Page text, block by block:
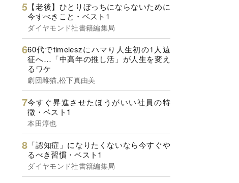
【老後】ひとりぼっちにならないために
今すべきこと・ベスト1
ダイヤモンド社書籍編集局
60代でtimeleszにハマり人生初の1人遠
征へ…「中高年の推し活」が人生を変え
るワケ
劇団雌猫,松下真由美
今すぐ昇進させたほうがいい社員の特
徴・ベスト1
本田淳也
「認知症」になりたくないなら今すぐや
るべき習慣・ベスト1
ダイヤモンド社書籍編集局